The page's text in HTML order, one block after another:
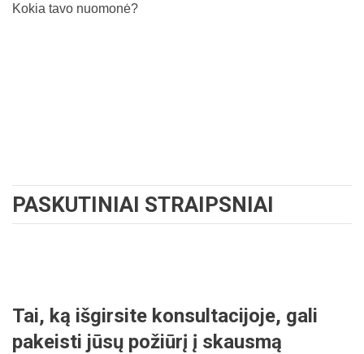
Kokia tavo nuomonė?
PASKUTINIAI STRAIPSNIAI
Tai, ką išgirsite konsultacijoje, gali
pakeisti jūsų požiūrį į skausmą